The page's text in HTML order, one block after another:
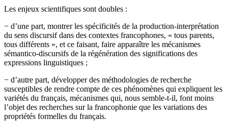
Les enjeux scientifiques sont doubles :
− d’une part, montrer les spécificités de la production-interprétation
du sens discursif dans des contextes francophones, « tous parents,
tous différents », et ce faisant, faire apparaître les mécanismes
sémantico-discursifs de la régénération des significations des
expressions linguistiques ;
− d’autre part, développer des méthodologies de recherche
susceptibles de rendre compte de ces phénomènes qui expliquent les
variétés du français, mécanismes qui, nous semble-t-il, font moins
l’objet des recherches sur la francophonie que les variations des
propriétés formelles du français.